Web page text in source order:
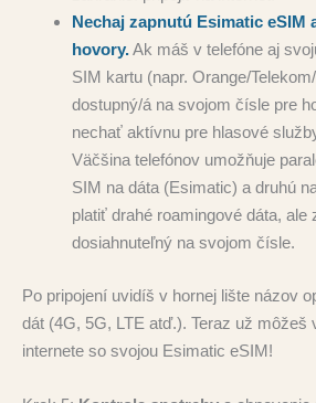
Nechaj zapnutú Esimatic eSIM
hovory.Ak máš v telefóne aj
SIM kartu (napr. Orange/
dostupný/á na svojom čísle pre
nechať aktívnu pre hlasové
Väčšina telefónov umožňuje
SIM na dáta (Esimatic) a druhú
platiť drahé roamingové dáta, ale
dosiahnuteľný na svojom čísle.
Po pripojení uvidíš v hornej lište názov
dát (4G, 5G, LTE atď.). Teraz už môžeš
internete so svojou Esimatic eSIM!